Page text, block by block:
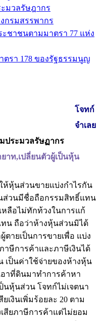
มวลรัษฎากร
รมสรรพากร
ชาชนตามมาตรา 77 แห่ง
รา 178 ของรัฐธรรมนูญ
โจทก์
จำเลย
ประมวลรัษฏากร
าท,เปลี่ยนตัวผู้เป็นหุ้น
ห้หุ้นส่วนขายแบ่งกำไรกัน
ส่วนมีชื่อถือกรรมสิทธิ์แทน
ลือไม่ทักท้วงในการแก้
น ถือว่าห้างหุ้นส่วนมิได้
ายเป็นการขายเพื่อ แบ่ง
าษีการค้าและภาษีเงินได้
เป็นค่าใช้จ่ายของห้างหุ้น
าที่ดินมาทำการค้าหา
นหุ้นส่วน โจทก์ไม่เจตนา
เงินเพิ่มร้อยละ 20 ตาม
สียภาษีการค้าแต่ไม่ยอม